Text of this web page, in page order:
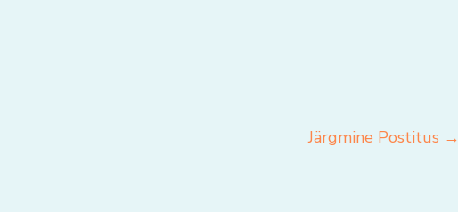
Järgmine Postitus →